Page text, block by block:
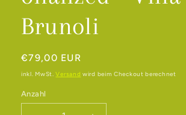
Brunoli
Normaler
Preis
€79,00 EUR
inkl. MwSt.Versand wird beim Checkout berechnet
Anzahl